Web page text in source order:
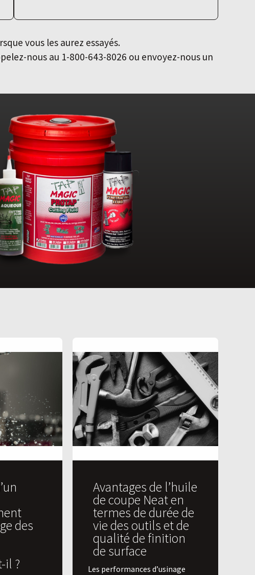
vous les aurez essayés.
nous au 1-800-643-8026 ou envoyez-nous un
des
il ?
Avantages de l’huile
de coupe Neat en
termes de durée de
vie des outils et de
qualité de finition
de surface
​Les performances d’usinage